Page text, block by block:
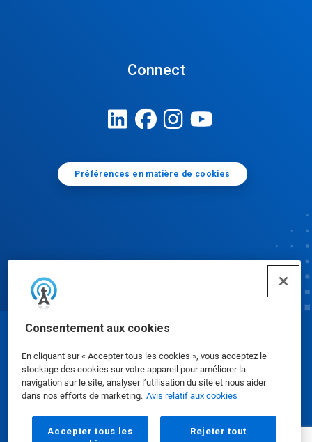
Consentement aux cookies
En cliquant sur « Accepter tous les cookies », vous acceptez le
stockage des cookies sur votre appareil pour améliorer la
navigation sur le site, analyser l’utilisation du site et nous aider
dans nos efforts de marketing. Avis relatif aux cookies
Accepter tous les
Rejeter tout
Connect
Préférences en matière de cookies
Fiches signalétiques|Politique de confidentialité
Modalités d'utilisation